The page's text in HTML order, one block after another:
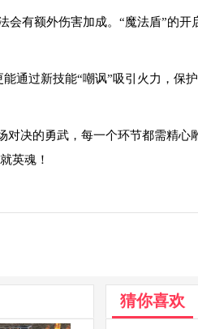
会有额外伤害加成。“魔法盾”的开
通过新技能“嘲讽”吸引火力，保
决的勇武，每一个环节都需精心
英魂！
猜你喜欢